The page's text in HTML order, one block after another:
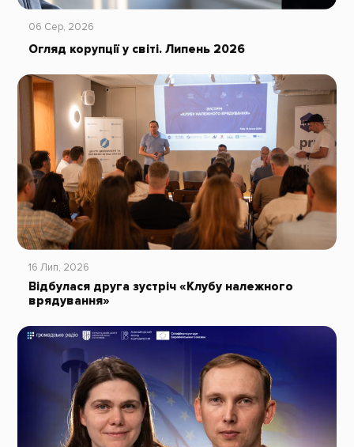
06 Сер, 2026
Огляд корупції у світі. Липень 2026
16 Лип, 2026
Відбулася друга зустріч «Клубу належного
врядування»